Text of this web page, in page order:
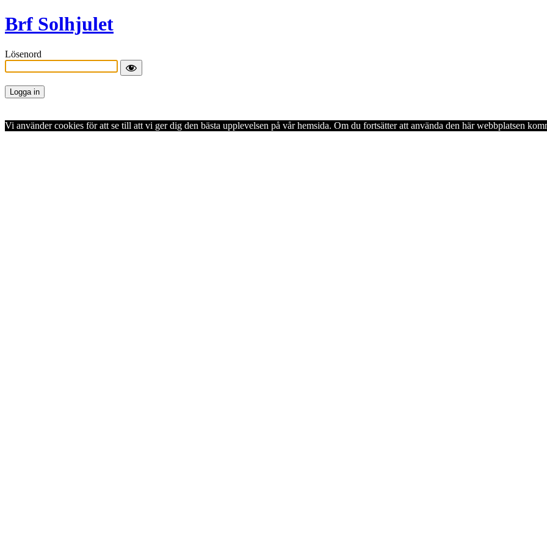
Brf Solhjulet
Lösenord
Vi använder cookies för att se till att vi ger dig den bästa upplevelsen på vår hemsida. Om du fortsätter att använda den här webbplatsen